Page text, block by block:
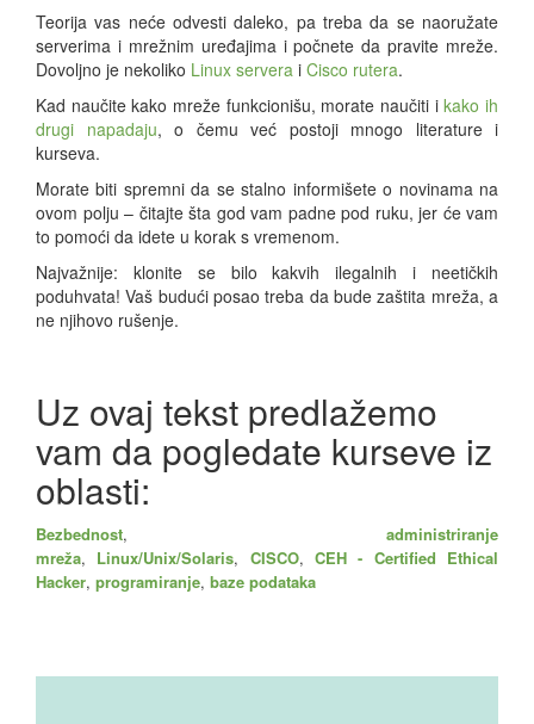
Teorija vas neće odvesti daleko, pa treba da se naoružate
serverima i mrežnim uređajima i počnete da pravite mreže.
Dovoljno je nekoliko Linux servera i Cisco rutera.
Kad naučite kako mreže funkcionišu, morate naučiti ikako ih
drugi napadaju, o čemu već postoji mnogo literature i
kurseva.
Morate biti spremni da se stalno informišete o novinama na
ovom polju – čitajte šta god vam padne pod ruku, jer će vam
to pomoći da idete u korak s vremenom.
Najvažnije: klonite se bilo kakvih ilegalnih i neetičkih
poduhvata! Vaš budući posao treba da bude zaštita mreža, a
ne njihovo rušenje.
Uz ovaj tekst predlažemo
vam da pogledate kurseve iz
oblasti:
Bezbednost, administriranje
mreža, Linux/Unix/Solaris, CISCO,CEH - Certified Ethical
Hacker, programiranje, baze podataka